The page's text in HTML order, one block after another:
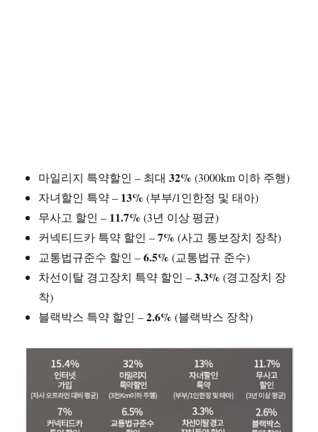
마일리지 특약할인 – 최대32% (3000km 이하 주행)
자녀할인 특약 – 13% (부부/1인한정 및 태아)
무사고 할인 – 11.7% (3년 이상 평균)
커넥티드카 특약 할인 –7% (사고 통보장치 장착)
교통법규준수 할인 –6.5% (교통법규 준수)
차선이탈 경고장치 특약 할인 –3.3% (경고장치 장
착)
블랙박스 특약 할인 –2.6% (블랙박스 장착)